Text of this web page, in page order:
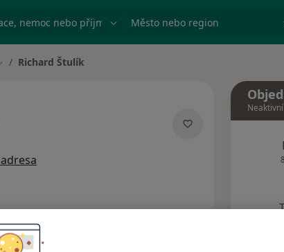
nemoc nebo příjmení Město nebo region
města
Richard Štulík
Neaktivní